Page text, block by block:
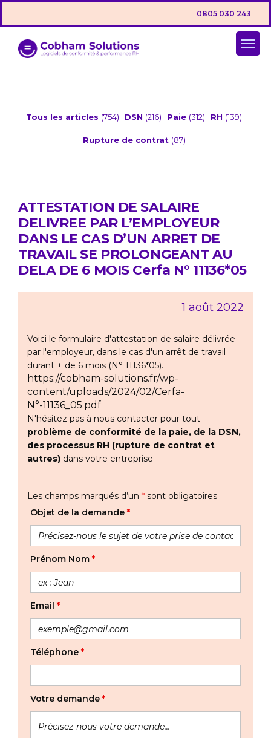
0805 030 243
Tous les articles (754) DSN (216) Paie (312) RH (139)
Rupture de contrat (87)
ATTESTATION DE SALAIRE
DELIVREE PAR L’EMPLOYEUR
DANS LE CAS D’UN ARRET DE
TRAVAIL SE PROLONGEANT AU
DELA DE 6 MOIS Cerfa N° 11136*05
1 août 2022
Voici le formulaire d'attestation de salaire délivrée
par l'employeur, dans le cas d'un arrêt de travail
durant + de 6 mois (N° 11136*05).
https://cobham-solutions.fr/wp-
content/uploads/2024/02/Cerfa-
N°-11136_05.pdf
N'hésitez pas à nous contacter pour tout
problème de conformité de la paie, de la DSN,
des processus RH (rupture de contrat et
autres) dans votre entreprise
Les champs marqués d’un * sont obligatoires
Objet de la demande *
Prénom Nom *
Email *
Téléphone *
Votre demande *